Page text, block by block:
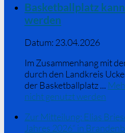
Basketballplatz
werden
Datum: 23.04.2026
Im Zusammenhang mit
durch den Landkreis
der Basketballplatz ...
nicht genutzt werden
Zur Mitteilung: Elias
Jahres 2026“ in